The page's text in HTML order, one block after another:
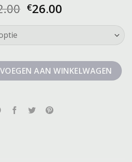
€26.00
dames aantal
AAN WINKELWAGEN